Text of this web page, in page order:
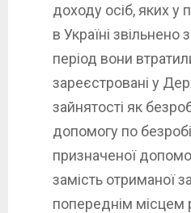
доходу осіб, яких у
в Україні звільнено
період вони
зареєстровані у
зайнятості як
допомогу по
призначеної
замість отриманої
попереднім місцем